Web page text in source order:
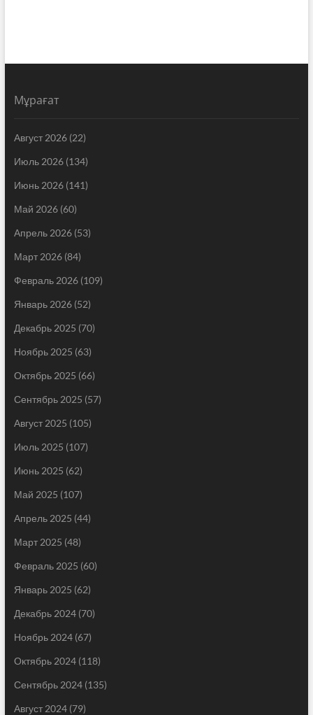
Мұрағат
Август 2026(22)
Июль 2026(134)
Июнь 2026(141)
Май 2026(60)
Апрель 2026(53)
Март 2026(84)
Февраль 2026(109)
Январь 2026(52)
Декабрь 2025 (70)
Ноябрь 2025 (63)
Октябрь 2025 (66)
Сентябрь 2025 (57)
Август 2025 (105)
Июль 2025 (107)
Июнь 2025 (62)
Май 2025 (107)
Апрель 2025 (44)
Март 2025 (48)
Февраль 2025 (60)
Январь 2025 (62)
Декабрь 2024(70)
Ноябрь 2024(67)
Октябрь 2024(118)
Сентябрь 2024(135)
Август 2024(79)